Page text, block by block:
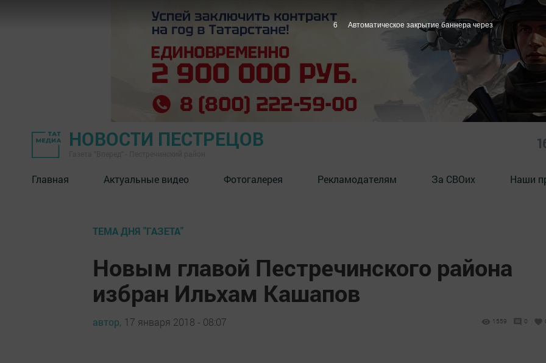
НОВОСТИ ПЕСТРЕЦОВ
Главная Актуальные видео Фотогалерея Рекламодателям За СВОих Наши
ТЕМА ДНЯ "ГАЗЕТА"
Новым главой Пестречинского района
избран Ильхам Кашапов
автор, 17 января 2018 - 08:07 1559 0
5 Автоматическое закрытие баннера через